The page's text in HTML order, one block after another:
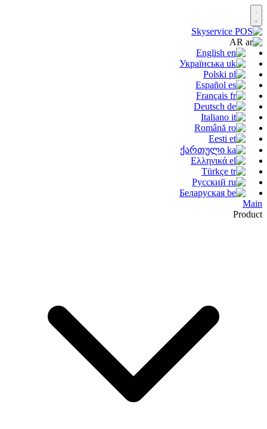
English
Українська
Polski
Español
Français
Deutsch
Italiano
Română
Eesti
ქართული
Ελληνικά
Türkçe
Русский
Беларуская
Main
Product